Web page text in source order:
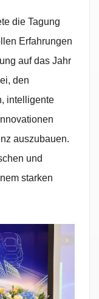
die Tagung
Erfahrungen
auf das Jahr
den
intelligente
auszubauen.
und
starken